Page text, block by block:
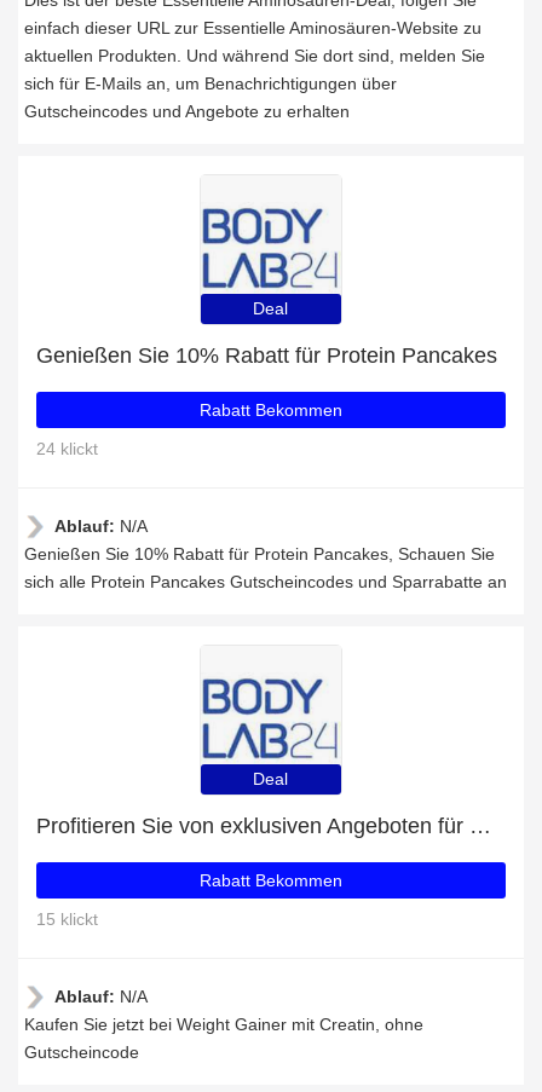
einfach dieser URL zur Essentielle Aminosäuren-Website zu
aktuellen Produkten. Und während Sie dort sind, melden Sie
sich für E-Mails an, um Benachrichtigungen über
Gutscheincodes und Angebote zu erhalten
Deal
Genießen Sie 10% Rabatt für Protein Pancakes
Rabatt Bekommen
24 klickt
Ablauf: N/A
Genießen Sie 10% Rabatt für Protein Pancakes, Schauen Sie
sich alle Protein Pancakes Gutscheincodes und Sparrabatte an
Deal
Profitieren Sie von exklusiven Angeboten für Weight Gainer mit Creatin + 37% Rabatt auf Newsletter-Abonnements
Rabatt Bekommen
15 klickt
Ablauf: N/A
Kaufen Sie jetzt bei Weight Gainer mit Creatin, ohne
Gutscheincode